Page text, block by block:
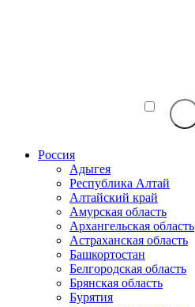
Россия
Адыгея
Республика Алтай
Алтайский край
Амурская область
Архангельская область
Астраханская область
Башкортостан
Белгородская область
Брянская область
Бурятия